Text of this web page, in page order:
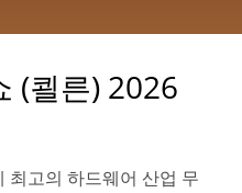
(쾰른) 2026
최고의 하드웨어 산업 무